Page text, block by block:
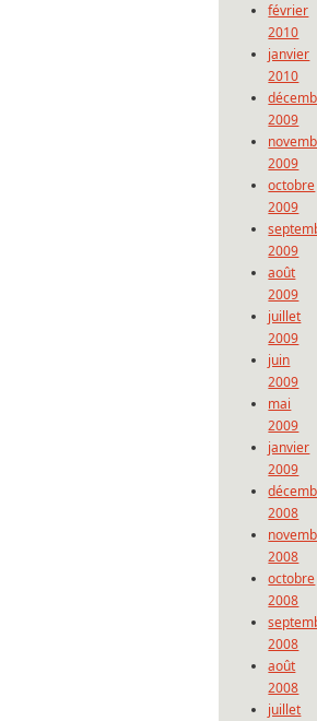
février
2010
janvier
2010
2009
2009
octobre
2009
2009
août
2009
juillet
2009
juin
2009
mai
2009
janvier
2009
2008
2008
octobre
2008
2008
août
2008
juillet